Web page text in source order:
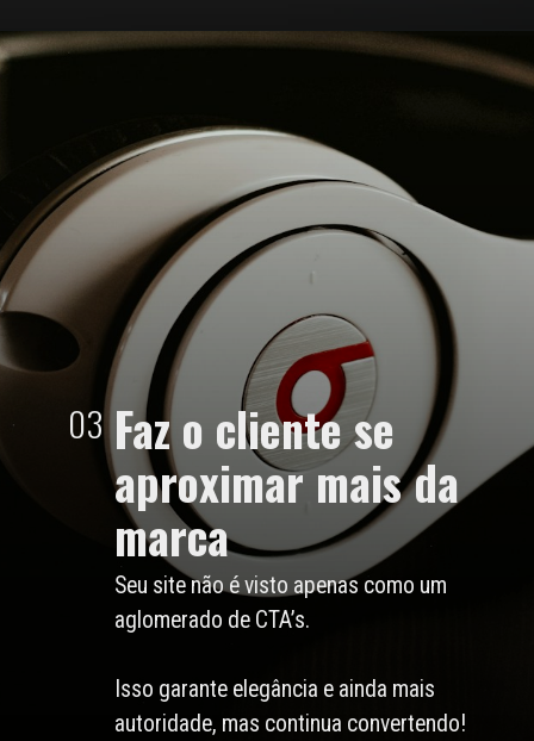
https://agenciaclave.com.br/5-argumentos-para-convencer-a-diretoria-a-investir-em-trafego-organizo-seo-771/#2
03
Seu site não é visto apenas como um
aglomerado de CTA’s.
Isso garante elegância e ainda mais
autoridade, mas continua convertendo!
Faz o cliente se
aproximar mais da
marca